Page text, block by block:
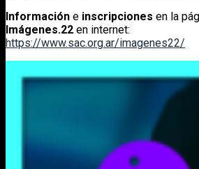
Información e inscripciones en la
Imágenes.22 en internet:
https://www.sac.org.ar/imagenes22/